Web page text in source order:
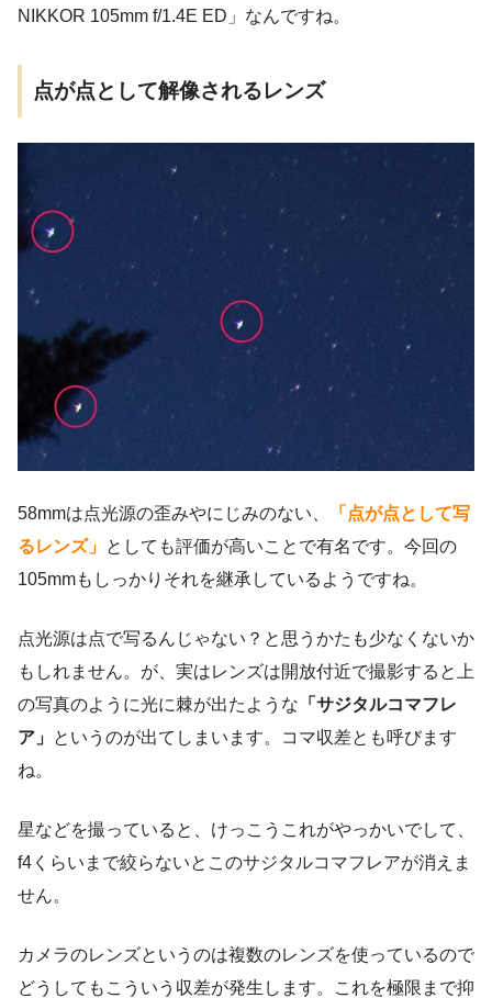
NIKKOR 105mm f/1.4E ED」なんですね。
点が点として解像されるレンズ
58mmは点光源の歪みやにじみのない、
「点が点として写
るレンズ」 としても評価が高いことで有名です。今回の
105mmもしっかりそれを継承しているようですね。
点光源は点で写るんじゃない？と思うかたも少なくないか
もしれません。が、実はレンズは開放付近で撮影すると上
の写真のように光に棘が出たような 「サジタルコマフレ
ア」 というのが出てしまいます。コマ収差とも呼びます
ね。
星などを撮っていると、けっこうこれがやっかいでして、
f4くらいまで絞らないとこのサジタルコマフレアが消えま
せん。
カメラのレンズというのは複数のレンズを使っているので
どうしてもこういう収差が発生します。これを極限まで抑